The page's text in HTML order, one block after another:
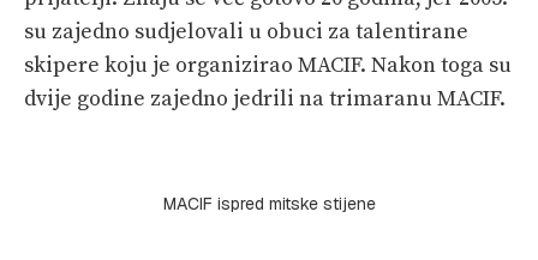
su zajedno sudjelovali u obuci za talentirane
skipere koju je organizirao MACIF. Nakon toga su
dvije godine zajedno jedrili na trimaranu MACIF.
MACIF ispred mitske stijene